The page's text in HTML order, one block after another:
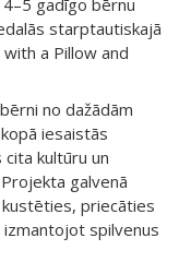
gadīgo bērnu
starptautiskajā
a Pillow and
no dažādām
iesaistās
kultūru un
galvenā
priecāties
spilvenus